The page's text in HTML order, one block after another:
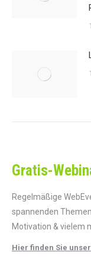
Gratis-
Regelmäßige
spannenden
Motivation & vielem
Hier finden Sie